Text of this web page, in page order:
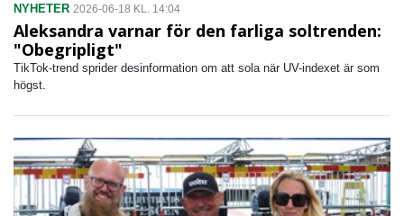
NYHETER 2026-06-18 KL. 14:04
Aleksandra varnar för den farliga soltrenden:
"Obegripligt"
TikTok-trend sprider desinformation om att sola när UV-indexet är som
högst.